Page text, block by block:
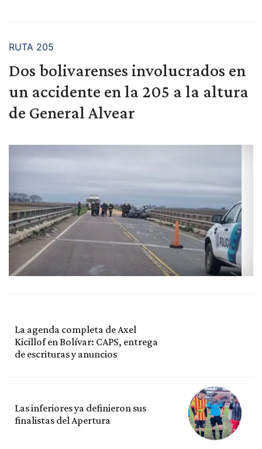
RUTA 205
Dos bolivarenses involucrados en
un accidente en la 205 a la altura
de General Alvear
La agenda completa de Axel
Kicillof en Bolívar: CAPS, entrega
de escrituras y anuncios
Las inferiores ya definieron sus
finalistas del Apertura